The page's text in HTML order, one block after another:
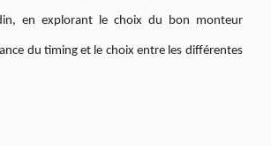
en explorant le choix du bon monteur
du timing et le choix entre les différentes